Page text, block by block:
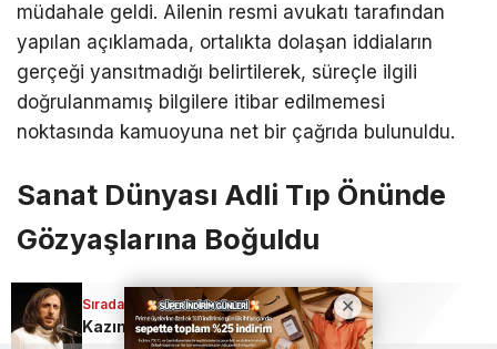
Sıradaki Haber
Haluk Levent’e Şok Ceza! 70 Milyon TL’lik Karşılıksız Çek Davasında Karar Çıktı: Hapis Yolu mu Görünüyor?
müdahale geldi. Ailenin resmi avukatı tarafından
yapılan açıklamada, ortalıkta dolaşan iddiaların
gerçeği yansıtmadığı belirtilerek, süreçle ilgili
doğrulanmamış bilgilere itibar edilmemesi
noktasında kamuoyuna net bir çağrıda bulunuldu.
Sanat Dünyası Adli Tıp Önünde
Gözyaşlarına Boğuldu
Sıradaki Haber
Kazım Koyuncu’nun hayatı film oluyor!